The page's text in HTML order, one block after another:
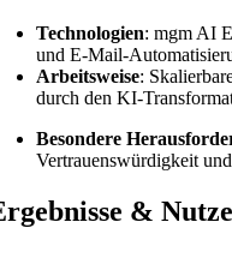
Technologien: mgm AI
und E-Mail-
Arbeitsweise:
durch den KI-
Besondere
Vertrauenswürdigkeit
&